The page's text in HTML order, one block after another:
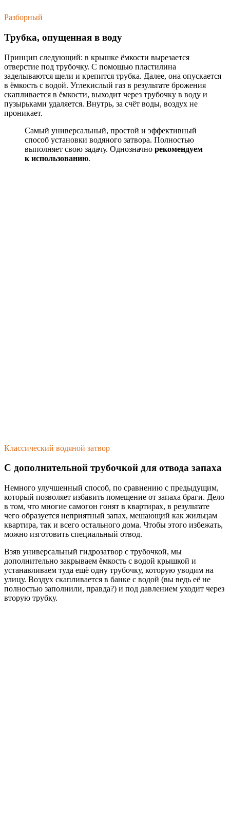
Разборный
Трубка, опущенная в воду
Принцип следующий: в крышке ёмкости вырезается
отверстие под трубочку. С помощью пластилина
заделываются щели и крепится трубка. Далее, она опускается
в ёмкость с водой. Углекислый газ в результате брожения
скапливается в ёмкости, выходит через трубочку в воду и
пузырьками удаляется. Внутрь, за счёт воды, воздух не
проникает.
Самый универсальный, простой и эффективный
способ установки водяного затвора. Полностью
выполняет свою задачу. Однозначно рекомендуем
к использованию.
Классический водяной затвор
С дополнительной трубочкой для отвода запаха
Немного улучшенный способ, по сравнению с предыдущим,
который позволяет избавить помещение от запаха браги. Дело
в том, что многие самогон гонят в квартирах, в результате
чего образуется неприятный запах, мешающий как жильцам
квартира, так и всего остального дома. Чтобы этого избежать,
можно изготовить специальный отвод.
Взяв универсальный гидрозатвор с трубочкой, мы
дополнительно закрываем ёмкость с водой крышкой и
устанавливаем туда ещё одну трубочку, которую уводим на
улицу. Воздух скапливается в банке с водой (вы ведь её не
полностью заполнили, правда?) и под давлением уходит через
вторую трубку.